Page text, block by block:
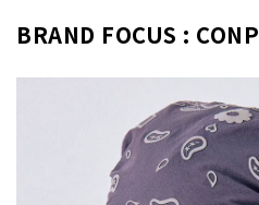
BRAND FOCUS : CONP